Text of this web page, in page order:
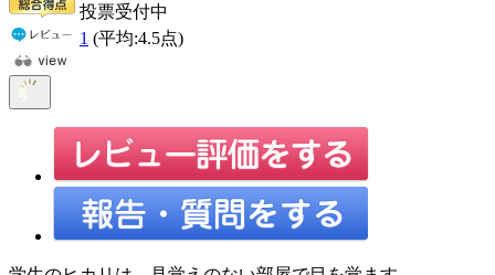
投票受付中
1 (平均:4.5点)